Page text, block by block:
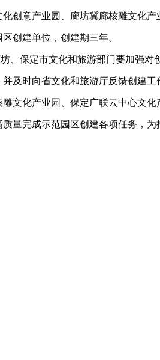
化创意产业园、廊坊冀廊核雕文化
创建单位，创建期三年。
保定市文化和旅游部门要加强对
及时向省文化和旅游厅反馈创建
雕文化产业园、保定广联云中心文
量完成示范园区创建各项任务，为